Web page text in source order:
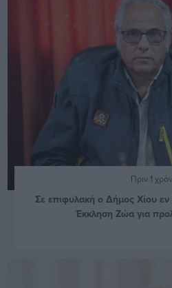
Πριν 1
Σε επιφυλακή ο Δήμος Χίου εν
Έκκληση Ζώα για